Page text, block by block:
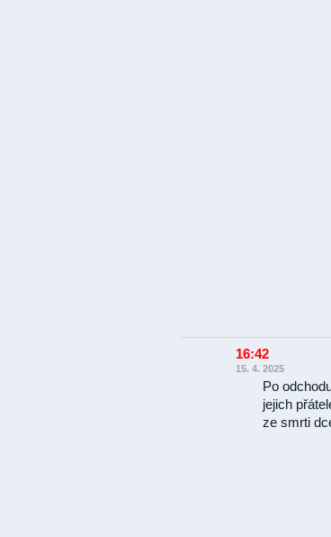
16:42
15. 4. 2025
Po
jejich
ze smrti